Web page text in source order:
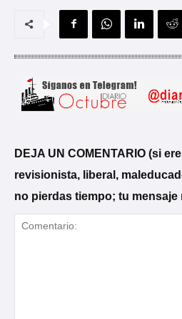
DEJA UN COMENTARIO (si
revisionista, liberal,
no pierdas tiempo; tu mensaje